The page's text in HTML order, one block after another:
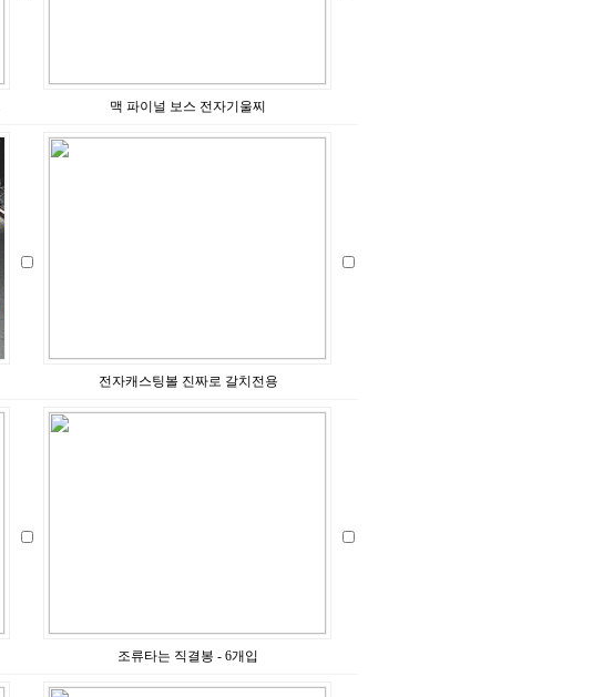
맥 파이널 보스 전자기울찌
전자캐스팅볼 진짜로 갈치전용
조류타는 직결봉 - 6개입